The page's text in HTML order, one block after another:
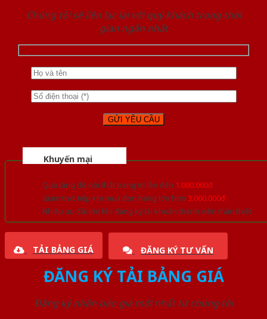
Chúng tôi sẽ liên lạc lại với quý khách trong thời
gian ngắn nhất
Khuyến mại
Quà tặng đồ nội thất trang trí lên đến 1.000.000đ
Giảm trực tiếp khi mua đơn hàng lớn hơn 3.000.000đ
Nhiều ưu đãi lớn khi đăng ký tài khoản thành viên thân thiết
TẢI BẢNG GIÁ ĐĂNG KÝ TƯ VẤN
ĐĂNG KÝ TẢI BẢNG GIÁ
Đăng ký nhận báo giá mới nhất từ chúng tôi